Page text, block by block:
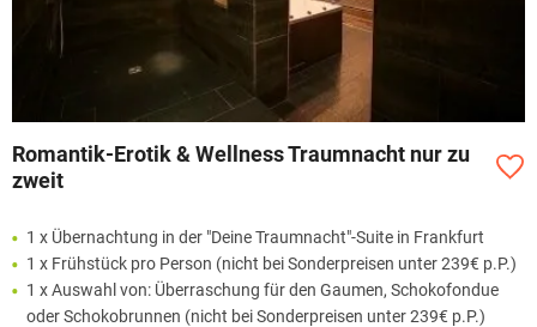
Romantik-Erotik & Wellness Traumnacht nur zu
zweit
1 x Übernachtung in der "Deine Traumnacht"-Suite in Frankfurt
1 x Frühstück pro Person (nicht bei Sonderpreisen unter 239€ p.P.)
1 x Auswahl von: Überraschung für den Gaumen, Schokofondue
oder Schokobrunnen (nicht bei Sonderpreisen unter 239€ p.P.)